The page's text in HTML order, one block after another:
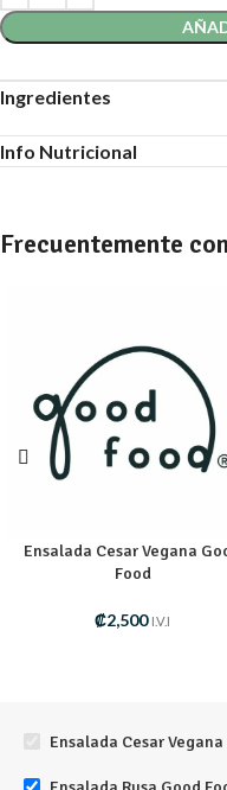
Ingredientes
Info Nutricional
Frecuentemente
Ensalada Cesar Vegana
Food
₡2,500 I.V.I
Ensalada Cesar